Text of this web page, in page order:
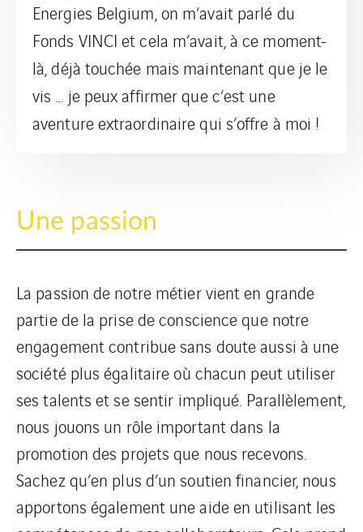
Energies Belgium, on m’avait parlé du
Fonds VINCI et cela m’avait, à ce moment-
là, déjà touchée mais maintenant que je le
vis … je peux affirmer que c’est une
aventure extraordinaire qui s’offre à moi !
Une passion
La passion de notre métier vient en grande
partie de la prise de conscience que notre
engagement contribue sans doute aussi à une
société plus égalitaire où chacun peut utiliser
ses talents et se sentir impliqué. Parallèlement,
nous jouons un rôle important dans la
promotion des projets que nous recevons.
Sachez qu’en plus d’un soutien financier, nous
apportons également une aide en utilisant les